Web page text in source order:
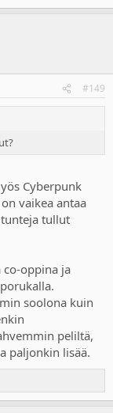
#149
Cyberpunk
vaikea antaa
tunteja tullut
oppina ja
soolona kuin
peliltä,
paljonkin lisää.